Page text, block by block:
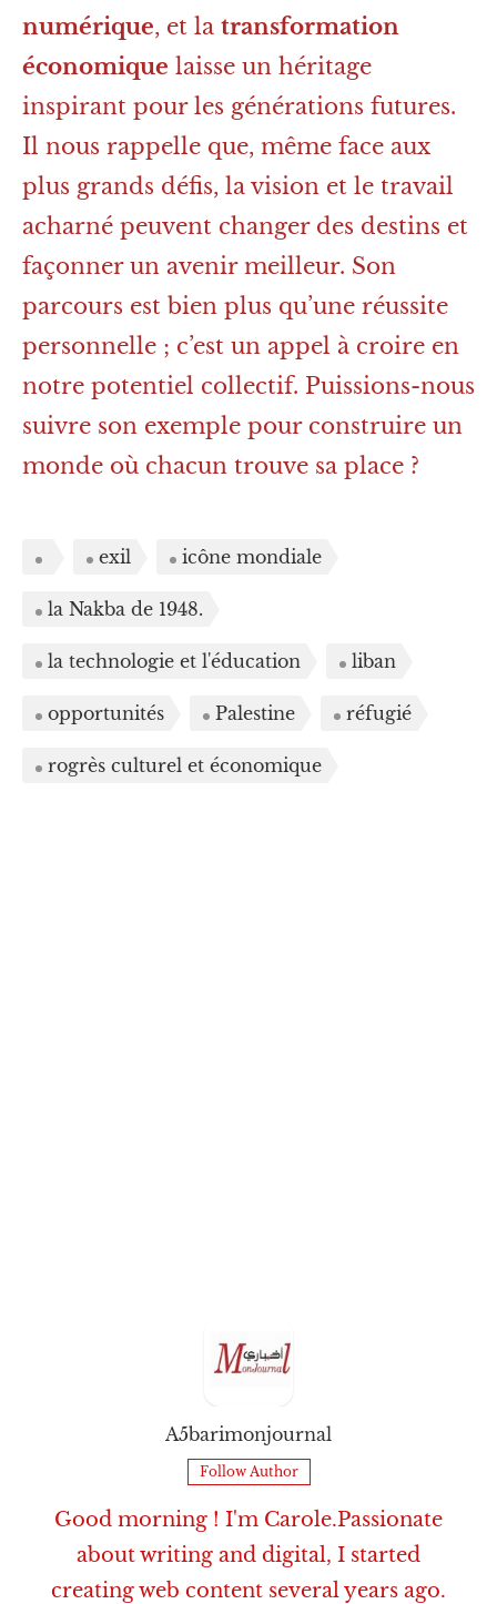
numérique, et la transformation
économique laisse un héritage
inspirant pour les générations futures.
Il nous rappelle que, même face aux
plus grands défis, la vision et le travail
acharné peuvent changer des destins et
façonner un avenir meilleur. Son
parcours est bien plus qu’une réussite
personnelle ; c’est un appel à croire en
notre potentiel collectif. Puissions-nous
suivre son exemple pour construire un
monde où chacun trouve sa place ?
exil icône mondiale
la Nakba de 1948.
la technologie et l'éducation liban
opportunités Palestine réfugié
rogrès culturel et économique
A5barimonjournal
Follow Author
Good morning ! I'm Carole.Passionate
about writing and digital, I started
creating web content several years ago.